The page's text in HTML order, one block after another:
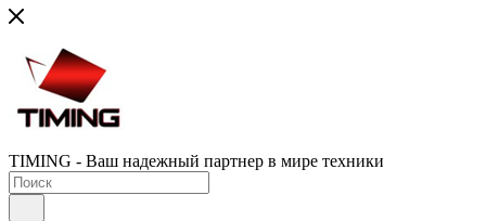
TIMING - Ваш надежный партнер в мире техники